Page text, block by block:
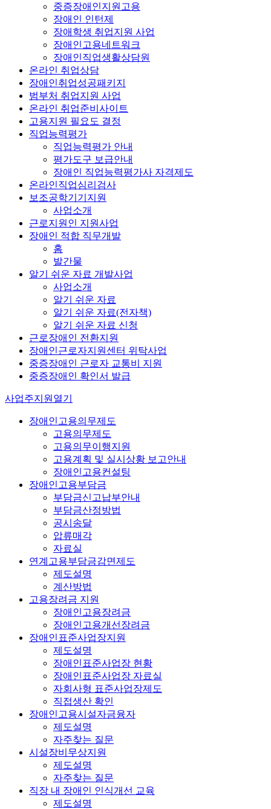
중증장애인지원고용
장애인 인턴제
장애학생 취업지원 사업
장애인고용네트워크
장애인직업생활상담원
온라인 취업상담
장애인취업성공패키지
범부처 취업지원 사업
온라인 취업준비사이트
고용지원 필요도 결정
직업능력평가
직업능력평가 안내
평가도구 보급안내
장애인 직업능력평가사 자격제도
온라인직업심리검사
보조공학기기지원
사업소개
근로지원인 지원사업
장애인 적합 직무개발
홈
발간물
알기 쉬운 자료 개발사업
사업소개
알기 쉬운 자료
알기 쉬운 자료(전자책)
알기 쉬운 자료 신청
근로장애인 전환지원
장애인근로자지원센터 위탁사업
중증장애인 근로자 교통비 지원
중증장애인 확인서 발급
사업주지원 열기
장애인고용의무제도
고용의무제도
고용의무이행지원
고용계획 및 실시상황 보고안내
장애인고용컨설팅
장애인고용부담금
부담금신고납부안내
부담금산정방법
공시송달
압류매각
자료실
연계고용부담금감면제도
제도설명
계산방법
고용장려금 지원
장애인고용장려금
장애인고용개선장려금
장애인표준사업장지원
제도설명
장애인표준사업장 현황
장애인표준사업장 자료실
자회사형 표준사업장제도
직접생산 확인
장애인고용시설자금융자
제도설명
자주찾는 질문
시설장비무상지원
제도설명
자주찾는 질문
직장 내 장애인 인식개선 교육
제도설명